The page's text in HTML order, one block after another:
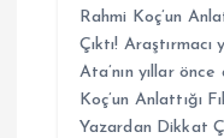
Rahmi Koç’un
Çıktı!
Ata’nın yıllar önce
Koç’un Anlattığı
Yazardan Dikkat